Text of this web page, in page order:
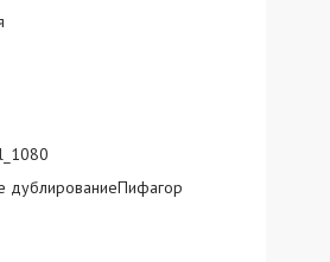
дублированиеПифагор